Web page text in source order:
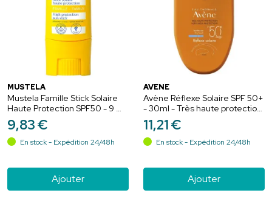
MUSTELA
Mustela Famille Stick Solaire
Haute Protection SPF50 - 9 ml
- Zones sensibles, dès la
naissance
9,83€
En stock - Expédition 24/48h
Ajouter
AVÈNE
Avène Réflexe Solaire SPF 50+
- 30ml - Très haute protection
optimale au quotidien
11,21€
En stock - Expédition 24/48h
Ajouter